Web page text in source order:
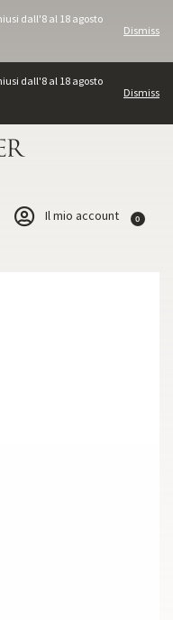
dall'8 al 18 agosto
Dismiss
dall'8 al 18 agosto
Dismiss
Il mio account 0